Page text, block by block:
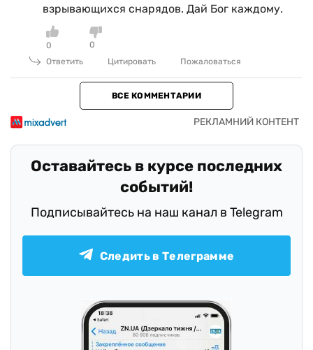
взрывающихся снарядов. Дай Бог каждому.
0
0
Ответить
Цитировать Пожаловаться
ВСЕ КОММЕНТАРИИ
Оставайтесь в курсе последних
событий!
Подписывайтесь на наш канал в Telegram
Следить в Телеграмме